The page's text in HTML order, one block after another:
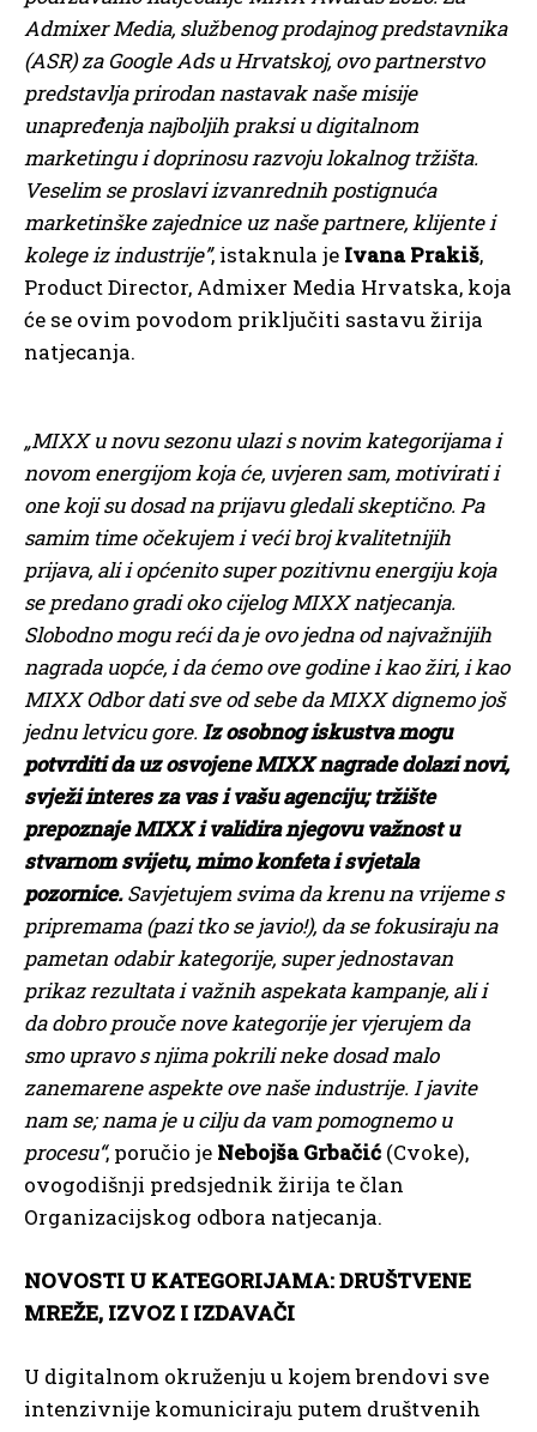
Admixer Media, službenog prodajnog predstavnika
(ASR) za Google Ads u Hrvatskoj, ovo partnerstvo
predstavlja prirodan nastavak naše misije
unapređenja najboljih praksi u digitalnom
marketingu i doprinosu razvoju lokalnog tržišta.
Veselim se proslavi izvanrednih postignuća
marketinške zajednice uz naše partnere, klijente i
kolege iz industrije”, istaknula je Ivana Prakiš,
Product Director, Admixer Media Hrvatska, koja
će se ovim povodom priključiti sastavu žirija
natjecanja.
„MIXX u novu sezonu ulazi s novim kategorijama i
novom energijom koja će, uvjeren sam, motivirati i
one koji su dosad na prijavu gledali skeptično. Pa
samim time očekujem i veći broj kvalitetnijih
prijava, ali i općenito super pozitivnu energiju koja
se predano gradi oko cijelog MIXX natjecanja.
Slobodno mogu reći da je ovo jedna od najvažnijih
nagrada uopće, i da ćemo ove godine i kao žiri, i kao
MIXX Odbor dati sve od sebe da MIXX dignemo još
jednu letvicu gore.Iz osobnog iskustva mogu
potvrditi da uz osvojene MIXX nagrade dolazi novi,
svježi interes za vas i vašu agenciju; tržište
prepoznaje MIXX i validira njegovu važnost u
stvarnom svijetu, mimo konfeta i svjetala
pozornice.Savjetujem svima da krenu na vrijeme s
pripremama (pazi tko se javio!), da se fokusiraju na
pametan odabir kategorije, super jednostavan
prikaz rezultata i važnih aspekata kampanje, ali i
da dobro prouče nove kategorije jer vjerujem da
smo upravo s njima pokrili neke dosad malo
zanemarene aspekte ove naše industrije. I javite
nam se; nama je u cilju da vam pomognemo u
procesu“, poručio je Nebojša Grbačić (Cvoke),
ovogodišnji predsjednik žirija te član
Organizacijskog odbora natjecanja.
NOVOSTI U KATEGORIJAMA: DRUŠTVENE
MREŽE, IZVOZ I IZDAVAČI
U digitalnom okruženju u kojem brendovi sve
intenzivnije komuniciraju putem društvenih